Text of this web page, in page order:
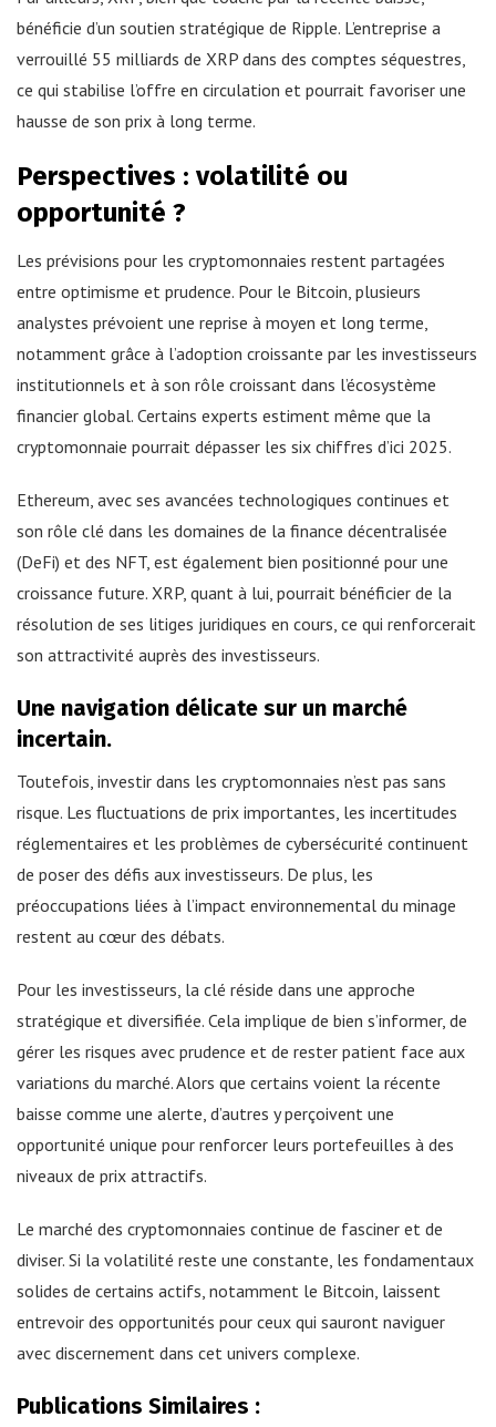
bénéficie d’un soutien stratégique de Ripple. L’entreprise a
verrouillé 55 milliards de XRP dans des comptes séquestres,
ce qui stabilise l’offre en circulation et pourrait favoriser une
hausse de son prix à long terme.
Perspectives : volatilité ou
opportunité ?
Les prévisions pour les cryptomonnaies restent partagées
entre optimisme et prudence. Pour le Bitcoin, plusieurs
analystes prévoient une reprise à moyen et long terme,
notamment grâce à l’adoption croissante par les investisseurs
institutionnels et à son rôle croissant dans l’écosystème
financier global. Certains experts estiment même que la
cryptomonnaie pourrait dépasser les six chiffres d’ici 2025.
Ethereum, avec ses avancées technologiques continues et
son rôle clé dans les domaines de la finance décentralisée
(DeFi) et des NFT, est également bien positionné pour une
croissance future. XRP, quant à lui, pourrait bénéficier de la
résolution de ses litiges juridiques en cours, ce qui renforcerait
son attractivité auprès des investisseurs.
Une navigation délicate sur un marché
incertain.
Toutefois, investir dans les cryptomonnaies n’est pas sans
risque. Les fluctuations de prix importantes, les incertitudes
réglementaires et les problèmes de cybersécurité continuent
de poser des défis aux investisseurs. De plus, les
préoccupations liées à l’impact environnemental du minage
restent au cœur des débats.
Pour les investisseurs, la clé réside dans une approche
stratégique et diversifiée. Cela implique de bien s’informer, de
gérer les risques avec prudence et de rester patient face aux
variations du marché. Alors que certains voient la récente
baisse comme une alerte, d’autres y perçoivent une
opportunité unique pour renforcer leurs portefeuilles à des
niveaux de prix attractifs.
Le marché des cryptomonnaies continue de fasciner et de
diviser. Si la volatilité reste une constante, les fondamentaux
solides de certains actifs, notamment le Bitcoin, laissent
entrevoir des opportunités pour ceux qui sauront naviguer
avec discernement dans cet univers complexe.
Publications Similaires :